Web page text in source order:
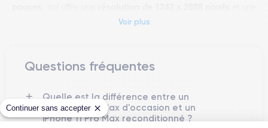
Continuer sans accepter
densité de pixels de 458 ppi . Cet écran prend en charge le
Les appareils photo de l'iPhone 11 Pro Max
triple caméra arrière de 12 mégapixels, qui comprend un
objectif grand angle, un objectif ultra grand angle et un
Voir plus
Questions fréquentes
Quelle est la différence entre un
iPhone 11 Pro Max d'occasion et un
iPhone 11 Pro Max reconditionné ?